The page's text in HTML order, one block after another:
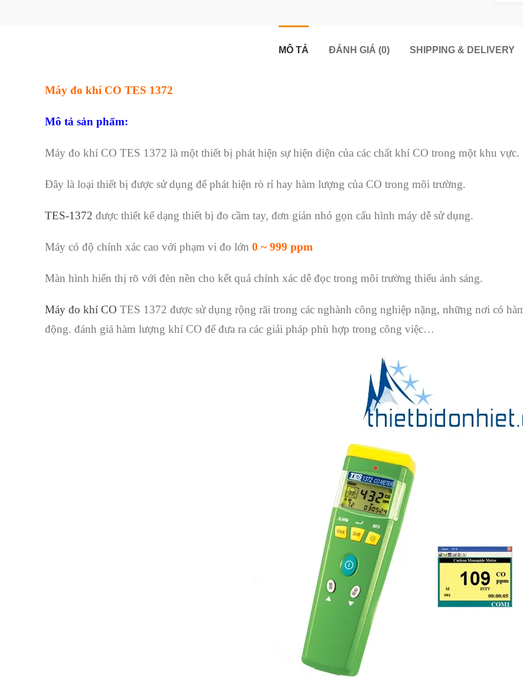
MÔ TẢ ĐÁNH GIÁ (0) SHIPPING & DELIVERY
Máy đo khí CO TES 1372
Mô tả sản phẩm:
Máy đo khí CO TES 1372 là một thiết bị phát hiện sự hiện diện của các chất khí CO trong một khu vực.
Đây là loại thiết bị được sử dụng để phát hiện rò rỉ hay hàm lượng của CO trong môi trường.
TES-1372 được thiết kế dạng thiết bị đo cầm tay, đơn giản nhỏ gọn cấu hình máy dễ sử dụng.
Máy có độ chính xác cao với phạm vi đo lớn 0 ~ 999 ppm
Màn hình hiển thị rõ với đèn nền cho kết quả chính xác dễ đọc trong môi trường thiếu ánh sáng.
Máy đo khí CO TES 1372 được sử dụng rộng rãi trong các nghành công nghiệp nặng, những nơi có
động. đánh giá hàm lượng khí CO để đưa ra các giải pháp phù hợp trong công việc…